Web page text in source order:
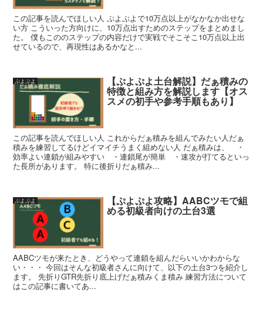
この記事を読んでほしい人 ぷよぷよで10万点以上がなかなか出せな
い方 こういった方向けに、10万点出すためのステップをまとめまし
た。 僕もこののステップの内容だけで実戦でそこそこ10万点以上出
せているので、再現性はあるかなと...
ぷよぷよ 【ぷよぷよ土台解説】だぁ積みの
特徴と組み方を解説します【オス
スメの初手や参考手順もあり】
この記事を読んでほしい人 これからだぁ積みを組んでみたい人だぁ
積みを練習してるけどイマイチうまく組めない人 だぁ積みは、 ・
効率よい連鎖が組みやすい ・連鎖尾が簡単 ・速攻が打てるといっ
た長所があります。 特に後折りだぁ積み...
ぷよぷよ 【ぷよぷよ攻略】AABCツモで組
める初級者向けの土台3選
AABCツモが来たとき、どうやって連鎖を組んだらいいかわからな
い・・・ 今回はそんな初級者さんに向けて、以下の土台3つを紹介し
ます。 先折りGTR先折り底上げだぁ積みくま積み 練習方法について
はこの記事に書いてあ...